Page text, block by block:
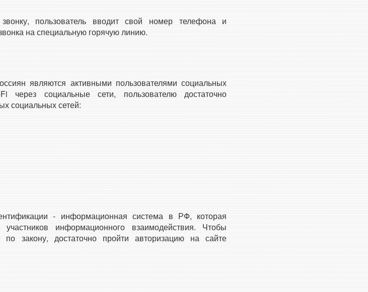
пользователь вводит свой номер телефона и
на специальную горячую линию.
являются активными пользователями социальных
через социальные сети, пользователю достаточно
социальных сетей:
- информационная система в РФ, которая
участников информационного взаимодействия. Чтобы
закону, достаточно пройти авторизацию на сайте